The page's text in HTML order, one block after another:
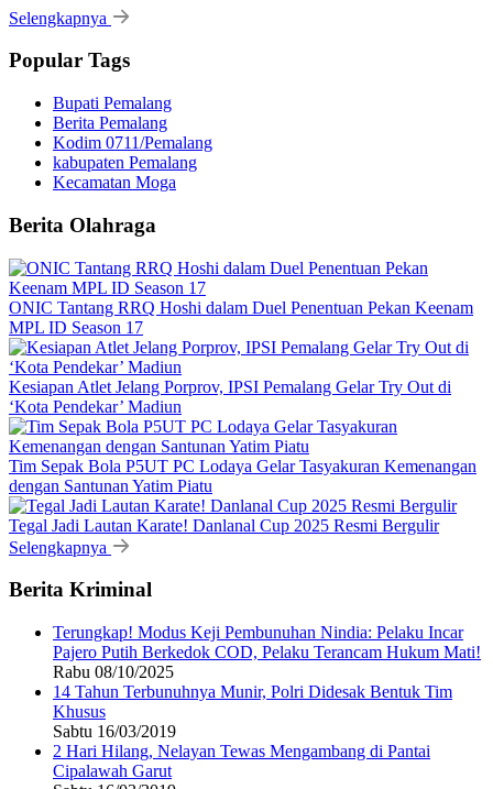
Selengkapnya
Popular Tags
Bupati Pemalang
Berita Pemalang
Kodim 0711/Pemalang
kabupaten Pemalang
Kecamatan Moga
Berita Olahraga
ONIC Tantang RRQ Hoshi dalam Duel Penentuan Pekan Keenam
MPL ID Season 17
Kesiapan Atlet Jelang Porprov, IPSI Pemalang Gelar Try Out di
‘Kota Pendekar’ Madiun
Tim Sepak Bola P5UT PC Lodaya Gelar Tasyakuran Kemenangan
dengan Santunan Yatim Piatu
Tegal Jadi Lautan Karate! Danlanal Cup 2025 Resmi Bergulir
Selengkapnya
Berita Kriminal
Terungkap! Modus Keji Pembunuhan Nindia: Pelaku Incar
Pajero Putih Berkedok COD, Pelaku Terancam Hukum Mati!
Rabu 08/10/2025
14 Tahun Terbunuhnya Munir, Polri Didesak Bentuk Tim
Khusus
Sabtu 16/03/2019
2 Hari Hilang, Nelayan Tewas Mengambang di Pantai
Cipalawah Garut